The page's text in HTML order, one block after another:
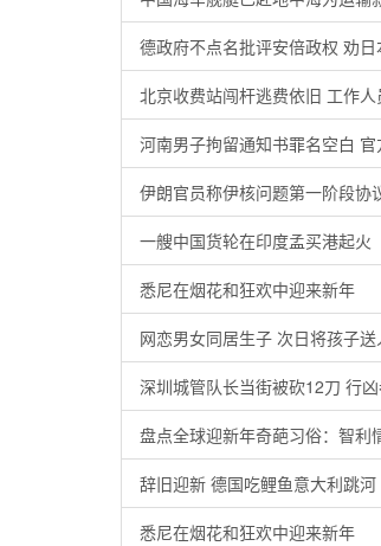
德政府不点名批评安倍政权 劝日
北京收费站闯杆逃费依旧 工作人
河南男子拘留通知书罪名空白
伊朗官员称伊核问题第一阶段协
一艘中国货轮在印度孟买港起火
悉尼在烟花和狂欢中迎来新年
网恋男女同居生子 次日将孩子送
深圳城管队长当街被砍12刀 行
盘点全球迎新年奇葩习俗：智利
辞旧迎新 德国吃鲤鱼意大利跳河
悉尼在烟花和狂欢中迎来新年